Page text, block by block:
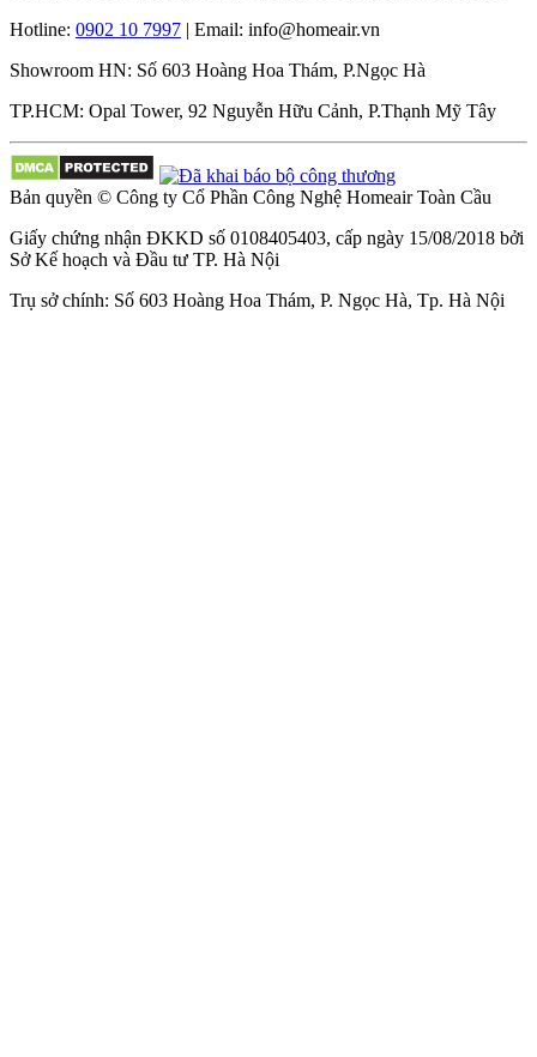
Hotline: 0902 10 7997 | Email: info@homeair.vn
Showroom HN: Số 603 Hoàng Hoa Thám, P.Ngọc Hà
TP.HCM: Opal Tower, 92 Nguyễn Hữu Cảnh, P.Thạnh Mỹ Tây
Bản quyền © Công ty Cổ Phần Công Nghệ Homeair Toàn Cầu
Giấy chứng nhận ĐKKD số 0108405403, cấp ngày 15/08/2018 bởi
Sở Kế hoạch và Đầu tư TP. Hà Nội
Trụ sở chính: Số 603 Hoàng Hoa Thám, P. Ngọc Hà, Tp. Hà Nội